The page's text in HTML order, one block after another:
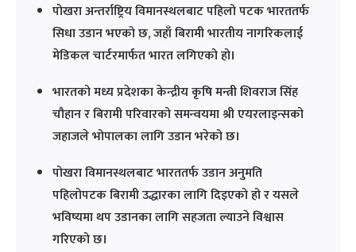
पोखरा अन्तर्राष्ट्रिय विमानस्थलबाट पहिलो पटक भारततर्फ
सिधा उडान भएको छ, जहाँ बिरामी भारतीय नागरिकलाई
मेडिकल चार्टरमार्फत भारत लगिएको हो।
भारतको मध्य प्रदेशका केन्द्रीय कृषि मन्त्री शिवराज सिंह
चौहान र बिरामी परिवारको समन्वयमा श्री एयरलाइन्सको
जहाजले भोपालका लागि उडान भरेको छ।
पोखरा विमानस्थलबाट भारततर्फ उडान अनुमति
पहिलोपटक बिरामी उद्धारका लागि दिइएको हो र यसले
भविष्यमा थप उडानका लागि सहजता ल्याउने विश्वास
गरिएको छ।